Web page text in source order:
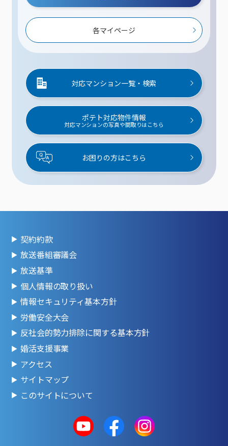
各マイページ
対応マンション一覧・検索
ポテト対応物件情報
対応マンションの写真や間取りはこちら
お困りの方はこちら
契約約款
放送番組審議会
放送基準
個人情報の取り扱い
情報セキュリティ基本方針
労働安全大会
反社会的勢力排除に関する基本方針
婚活支援事業
アクセス
サイトマップ
このサイトについて